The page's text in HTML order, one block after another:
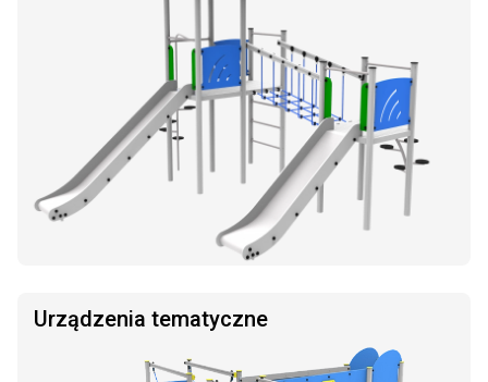
Urządzenia tematyczne